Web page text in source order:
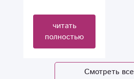
Желаю успехов и
процветания
вам!)
очень нежно и
потрясающе
красиво! Спасибо
за оперативную
доставку и яркие
читать
полностью
Смотреть все